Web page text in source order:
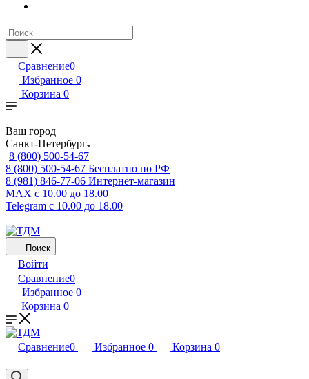
Сравнение0
Избранное 0
Корзина 0
Ваш город
Санкт-Петербург
8 (800) 500-54-67
8 (800) 500-54-67 Бесплатно по РФ
8 (981) 846-77-06 Интернет-магазин
MAX с 10.00 до 18.00
Telegram с 10.00 до 18.00
Поиск
Войти
Сравнение0
Избранное 0
Корзина 0
Сравнение0 Избранное 0 Корзина 0